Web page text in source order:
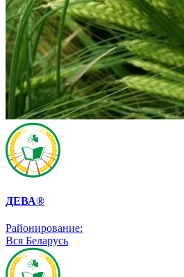
ДЕВА®
Районирование:
Вся Беларусь